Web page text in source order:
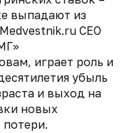
выпадают из
CEO
играет роль и
убыль
и выход на
новых